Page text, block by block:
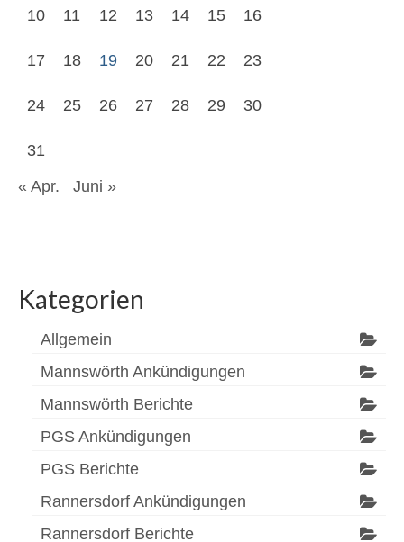
10 11 12 13 14 15 16
17 18 19 20 21 22 23
24 25 26 27 28 29 30
31
« Apr.
Juni »
Kategorien
Allgemein
Mannswörth Ankündigungen
Mannswörth Berichte
PGS Ankündigungen
PGS Berichte
Rannersdorf Ankündigungen
Rannersdorf Berichte